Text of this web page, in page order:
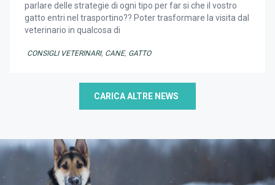
parlare delle strategie di ogni tipo per far si che il vostro
gatto entri nel trasportino?? Poter trasformare la visita dal
veterinario in qualcosa di
CONSIGLI VETERINARI, CANE, GATTO
CARICA ALTRE NEWS